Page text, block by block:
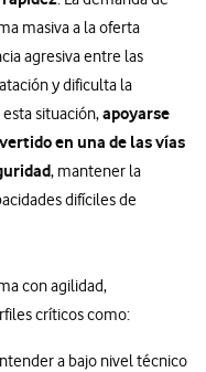
masiva a la oferta
agresiva entre las
y dificulta la
situación,apoyarse
en una de las vías
, mantener la
difíciles de
con agilidad,
críticos como:
a bajo nivel técnico